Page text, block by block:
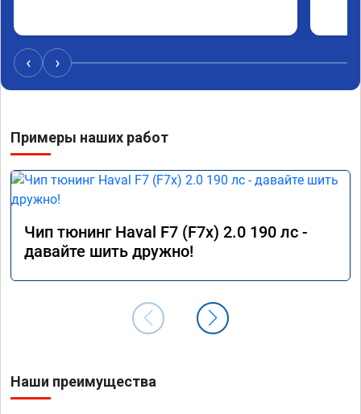
‹ ›
Примеры наших работ
Чип тюнинг Haval F7 (F7x) 2.0 190 лс -
давайте шить дружно!
Наши преимущества